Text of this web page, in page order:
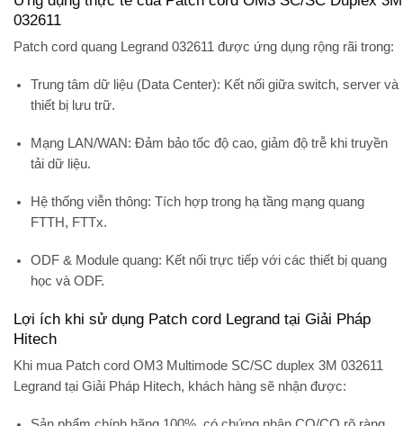
032611
Patch cord quang Legrand 032611 được ứng dụng rộng rãi trong:
Trung tâm dữ liệu (Data Center): Kết nối giữa switch, server và
thiết bị lưu trữ.
Mạng LAN/WAN: Đảm bảo tốc độ cao, giảm độ trễ khi truyền
tải dữ liệu.
Hệ thống viễn thông: Tích hợp trong hạ tầng mạng quang
FTTH, FTTx.
ODF & Module quang: Kết nối trực tiếp với các thiết bị quang
học và ODF.
Lợi ích khi sử dụng Patch cord Legrand tại Giải Pháp
Hitech
Khi mua Patch cord OM3 Multimode SC/SC duplex 3M 032611
Legrand tại Giải Pháp Hitech, khách hàng sẽ nhận được: